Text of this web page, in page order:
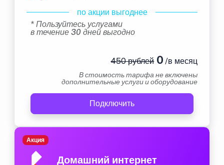
по акции выгоднее
* Пользуйтесь услугами
в течение 30 дней выгодно
450 рублей0 /в месяц
В стоимость тарифа не включены
дополнительные услуги и оборудование
Подключить
Домашний интернет
Акция